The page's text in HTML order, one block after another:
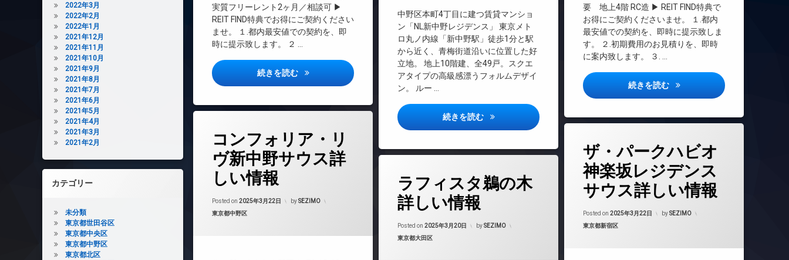
実質フリーレント2ヶ月／相談可 ▶
REIT FIND特典でお得にご契約ください
ませ。 １.都内最安値での契約を、即
時に提示致します。 ２ …
続きを読む オープンブルーム東向島ウエスト詳しい情報
デザイナーズ
バイク置き場
ペット可
宅配ボックス
敷地内ゴミ置き場
防犯カメラ
要 地上4階 RC造 ▶ REIT FIND特典で
お得にご契約くださいませ。 １.都内
最安値での契約を、即時に提示致しま
す。 ２.初期費用のお見積りを、即時
に案内致します。 ３. …
続きを読む エスティメゾン新中野詳しい情
エレベーター
オートロック
デザイナーズ
宅配ボックス
防犯カメラ
駐車場
中野区本町4丁目に建つ賃貸マンショ
ン「NL新中野レジデンス」 東京メト
ロ丸ノ内線「新中野駅」徒歩1分と駅
から近く、青梅街道沿いに位置した好
立地。 地上10階建、全49戸。スクエ
アタイプの高級感漂うフォルムデザイ
ン。 ルー …
続きを読む NL新中野レジデンス詳しい情報
インターネット
エレベーター
オートロック
デザイナーズ
内廊下
宅配ボックス
防犯カメラ
駐輪場
コンフォリア・リ
ヴ新中野サウス詳
しい情報
Posted on 2025年3月22日 bySEZIMO
カテゴリー:
東京都中野区
24時間管理
CATV
REIT系ブランドマンション
ザ・パークハビオ
神楽坂レジデンス
サウス詳しい情報
Posted on 2025年3月22日 bySEZIMO
カテゴリー:
東京都新宿区
24時間管理
CATV
REIT系ブランドマンション
ラフィスタ鵜の木
詳しい情報
Posted on 2025年3月20日 bySEZIMO
カテゴリー:
東京都大田区
24時間管理
REIT系ブランドマンション
2022年3月
2022年2月
2022年1月
2021年12月
2021年11月
2021年10月
2021年9月
2021年8月
2021年7月
2021年6月
2021年5月
2021年4月
2021年3月
2021年2月
カテゴリー
未分類
東京都世田谷区
東京都中央区
東京都中野区
東京都北区